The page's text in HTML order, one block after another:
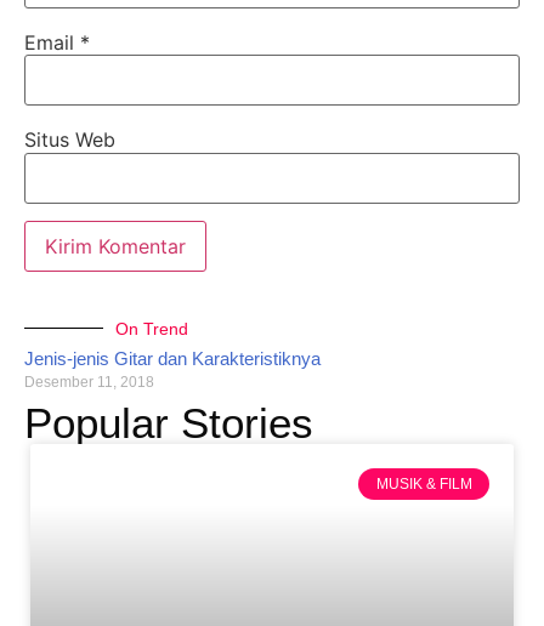
Email *
Situs Web
On Trend
Jenis-jenis Gitar dan Karakteristiknya
Desember 11, 2018
Popular Stories
MUSIK & FILM